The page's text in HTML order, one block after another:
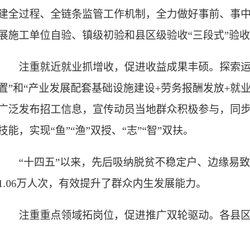
全过程、全链条监管工作机制，全力做好事前、事
施工单位自验、镇级初验和县区级验收“三段式”验
注重就近就业抓增收，促进收益成果丰硕。探索运
”和“产业发展配套基础设施建设+劳务报酬发放+就
泛发布招工信息，宣传动员当地群众积极参与，同
能，实现“鱼”“渔”双授、“志”“智”双扶。
“十四五”以来，先后吸纳脱贫不稳定户、边缘易致
万人次，有效提升了群众内生发展能力。
注重重点领域拓岗位，促进推广双轮驱动。各县